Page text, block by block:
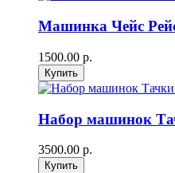
Машинка Чейс
1500.00 р.
Набор машинок
3500.00 р.